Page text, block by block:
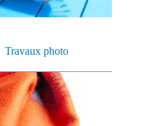
Travaux photo